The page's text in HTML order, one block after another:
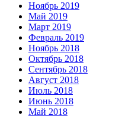
Ноябрь 2019
Май 2019
Март 2019
Февраль 2019
Ноябрь 2018
Октябрь 2018
Сентябрь 2018
Август 2018
Июль 2018
Июнь 2018
Май 2018